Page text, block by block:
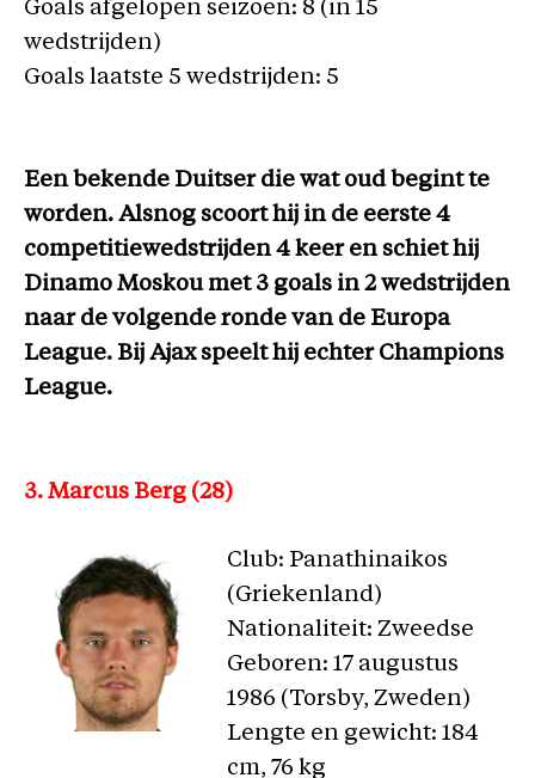
Goals afgelopen seizoen: 8 (in 15
wedstrijden)
Goals laatste 5 wedstrijden: 5
Een bekende Duitser die wat oud begint te
worden. Alsnog scoort hij in de eerste 4
competitiewedstrijden 4 keer en schiet hij
Dinamo Moskou met 3 goals in 2 wedstrijden
naar de volgende ronde van de Europa
League. Bij Ajax speelt hij echter Champions
League.
3. Marcus Berg (28)
Club: Panathinaikos
(Griekenland)
Nationaliteit: Zweedse
Geboren: 17 augustus
1986 (Torsby, Zweden)
Lengte en gewicht: 184
cm, 76 kg